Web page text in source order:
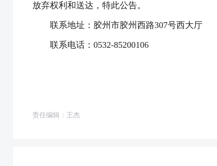
放弃权利和送达，特此公告。
联系地址：胶州市胶州西路307号西大厅
联系电话：0532-85200106
责任编辑：王杰